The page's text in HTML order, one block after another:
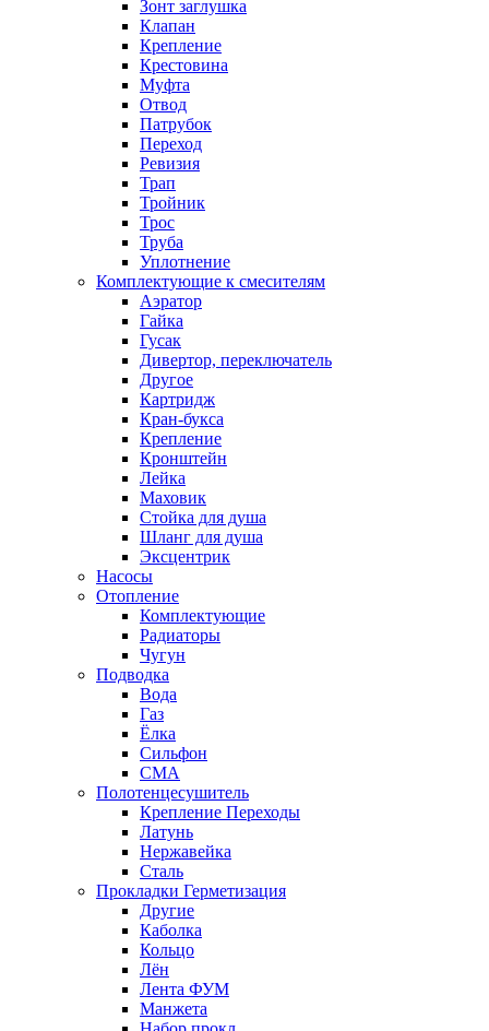
Зонт заглушка
Клапан
Крепление
Крестовина
Муфта
Отвод
Патрубок
Переход
Ревизия
Трап
Тройник
Трос
Труба
Уплотнение
Комплектующие к смесителям
Аэратор
Гайка
Гусак
Дивертор, переключатель
Другое
Картридж
Кран-букса
Крепление
Кронштейн
Лейка
Маховик
Стойка для душа
Шланг для душа
Эксцентрик
Насосы
Отопление
Комплектующие
Радиаторы
Чугун
Подводка
Вода
Газ
Ёлка
Сильфон
СМА
Полотенцесушитель
Крепление Переходы
Латунь
Нержавейка
Сталь
Прокладки Герметизация
Другие
Каболка
Кольцо
Лён
Лента ФУМ
Манжета